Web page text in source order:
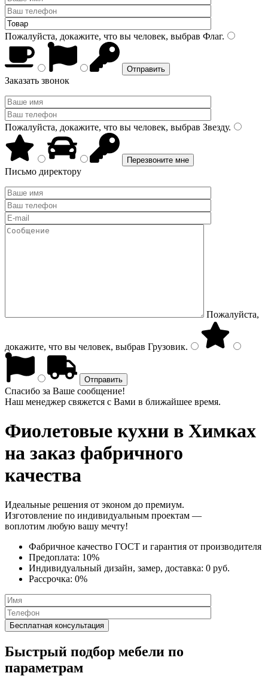
Пожалуйста, докажите, что вы человек, выбрав Флаг.
Заказать звонок
Пожалуйста, докажите, что вы человек, выбрав Звезду.
Письмо директору
Пожалуйста,
докажите, что вы человек, выбрав Грузовик.
Спасибо за Ваше сообщение!
Наш менеджер свяжется с Вами в ближайшее время.
Фиолетовые кухни в Химках
на заказ фабричного
качества
Идеальные решения от эконом до премиум.
Изготовление по индивидуальным проектам —
воплотим любую вашу мечту!
Фабричное качество ГОСТ и гарантия от производителя
Предоплата: 10%
Индивидуальный дизайн, замер, доставка: 0 руб.
Рассрочка: 0%
Быстрый подбор мебели по
параметрам